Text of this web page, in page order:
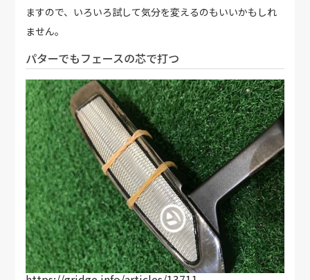
ますので、いろいろ試して気分を変えるのもいいかもしれ
ません。
パターでもフェースの芯で打つ